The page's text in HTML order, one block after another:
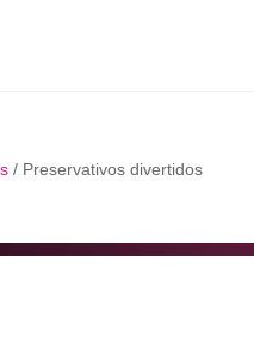
/ Preservativos divertidos